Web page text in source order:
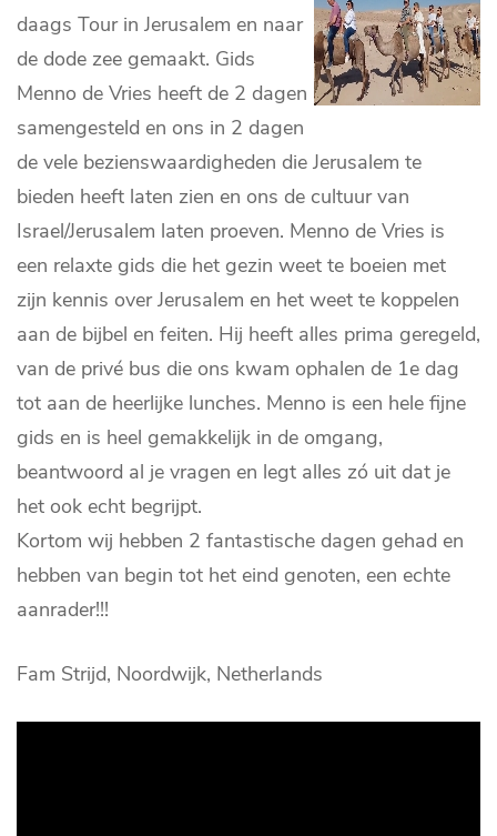
daags Tour in Jerusalem en naar
de dode zee gemaakt. Gids
Menno de Vries heeft de 2 dagen
samengesteld en ons in 2 dagen
de vele bezienswaardigheden die Jerusalem te
bieden heeft laten zien en ons de cultuur van
Israel/Jerusalem laten proeven. Menno de Vries is
een relaxte gids die het gezin weet te boeien met
zijn kennis over Jerusalem en het weet te koppelen
aan de bijbel en feiten. Hij heeft alles prima geregeld,
van de privé bus die ons kwam ophalen de 1e dag
tot aan de heerlijke lunches. Menno is een hele fijne
gids en is heel gemakkelijk in de omgang,
beantwoord al je vragen en legt alles zó uit dat je
het ook echt begrijpt.
Kortom wij hebben 2 fantastische dagen gehad en
hebben van begin tot het eind genoten, een echte
aanrader!!!
Fam Strijd, Noordwijk, Netherlands